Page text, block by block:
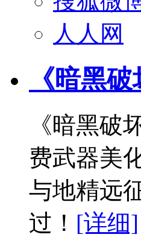
人人网
《暗黑
《暗黑破
费武器美
与地精远
过！ [详细]